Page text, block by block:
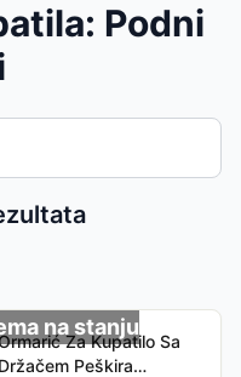
Podni
na stanju
Za Kupatilo Sa
Držačem Peškira